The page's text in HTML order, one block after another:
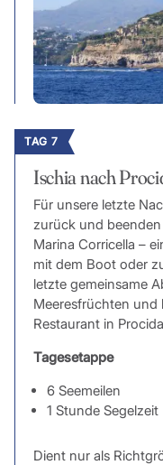
TAG 7
Ischia nach
Für unsere letzte
zurück und
Marina Corricella –
mit dem Boot oder
letzte gemeinsame
Meeresfrüchten und
Restaurant in
Tagesetappe
6 Seemeilen
1 Stunde Segelzeit
Dient nur als